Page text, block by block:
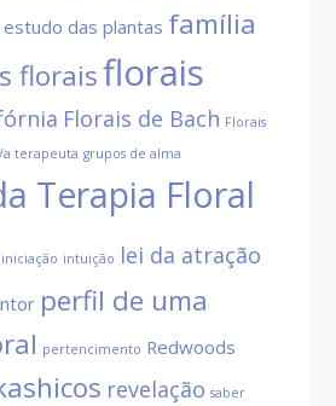
estudo das plantas família
floraisflorais
Florais de Bach Florais
terapeuta grupos de alma
Terapia Floral
iniciação intuição lei da atração
perfil de uma
pertencimento Redwoods
revelação saber